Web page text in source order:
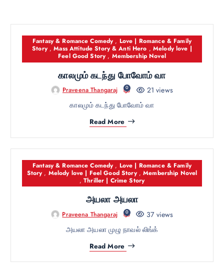
Fantasy & Romance Comedy, Love | Romance & Family
Story,Mass Attitude Story & Anti Hero ,Melody love |
Feel Good Story, Membership Novel
காலமும் கடந்து போவோம் வா
Praveena Thangaraj 0
21 views
காலமும் கடந்து போவோம் வா
Read More
Fantasy & Romance Comedy, Love | Romance & Family
Story, Melody love | Feel Good Story,Membership Novel
,Thriller | Crime Story
அயலா அயலா
Praveena Thangaraj 0
37 views
அயலா அயலா முழு நாவல் லிங்க்
Read More